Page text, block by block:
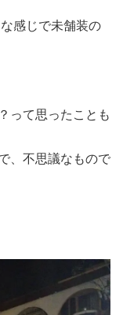
感じで未舗装の
って思ったことも
、不思議なもので